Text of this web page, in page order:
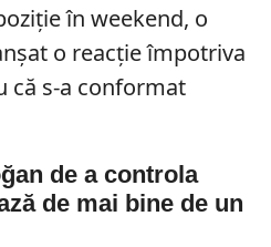
în weekend, o
o reacție împotriva
că s-a conformat
de a controla
de mai bine de un